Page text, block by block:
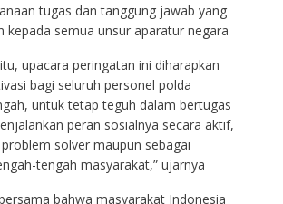
tugas dan tanggung jawab yang
kepada semua unsur aparatur negara
upacara peringatan ini diharapkan
bagi seluruh personel polda
untuk tetap teguh dalam bertugas
peran sosialnya secara aktif,
solver maupun sebagai
tengah masyarakat,” ujarnya
bahwa masyarakat Indonesia